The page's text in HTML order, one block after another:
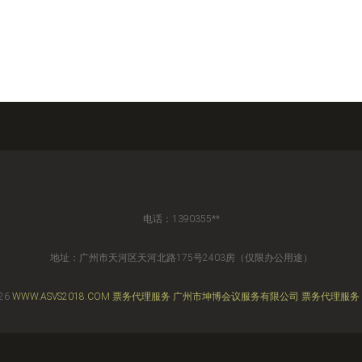
电话：1390355**
地址：广州市天河区天河北路175号2403房（仅限办公用途）
WWW.ASVS2018.COM 票务代理服务 广州市坤博会议服务有限公司 票务代理服务